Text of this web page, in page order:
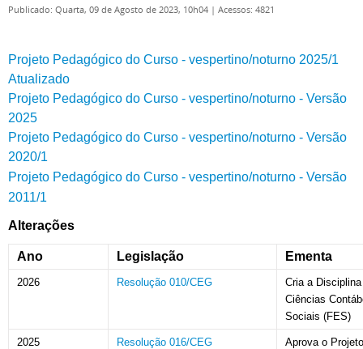
Publicado: Quarta, 09 de Agosto de 2023, 10h04 | Acessos: 4821
Projeto Pedagógico do Curso - vespertino/noturno 2025/1
Atualizado
Projeto Pedagógico do Curso - vespertino/noturno - Versão
2025
Projeto Pedagógico do Curso - vespertino/noturno - Versão
2020/1
Projeto Pedagógico do Curso - vespertino/noturno - Versão
2011/1
Alterações
Ano Legislação Ementa
2026 Resolução 010/CEG
Cria a
Ciências
Sociais (FES)
2025 Resolução 016/CEG
Aprova o